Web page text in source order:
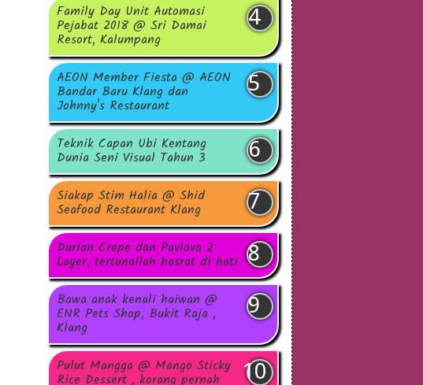
Family Day Unit Automasi
Pejabat 2018 @ Sri Damai
Resort, Kalumpang
AEON Member Fiesta @ AEON
Bandar Baru Klang dan
Johnny's Restaurant
Teknik Capan Ubi Kentang
Dunia Seni Visual Tahun 3
Siakap Stim Halia @ Shid
Seafood Restaurant Klang
Durian Crepe dan Pavlova 2
Layer, tertunailah hasrat di hati
Bawa anak kenali haiwan @
ENR Pets Shop, Bukit Raja ,
Klang
Pulut Mangga @ Mango Sticky
Rice Dessert , korang pernah